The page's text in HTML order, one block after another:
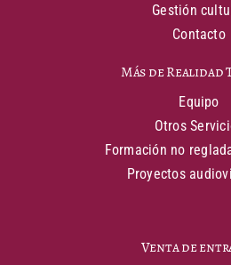
Gestión
Contacto
Más de Realidad
Equipo
Otros
Formación no
Proyectos
Venta de